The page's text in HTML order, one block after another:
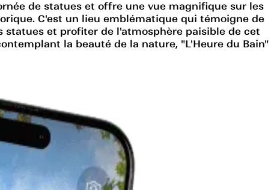
de statues et offre une vue magnifique sur les
C'est un lieu emblématique qui témoigne de
statues et profiter de l'atmosphère paisible de cet
la beauté de la nature, "L'Heure du Bain"